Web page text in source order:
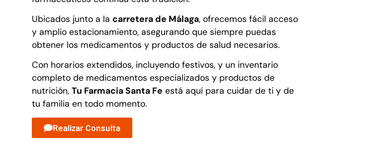
Ubicados junto a la carretera de Málaga, ofrecemos fácil acceso
y amplio estacionamiento, asegurando que siempre puedas
obtener los medicamentos y productos de salud necesarios.
Con horarios extendidos, incluyendo festivos, y un inventario
completo de medicamentos especializados y productos de
nutrición, Tu Farmacia Santa Fe está aquí para cuidar de ti y de
tu familia en todo momento.
Realizar Consulta